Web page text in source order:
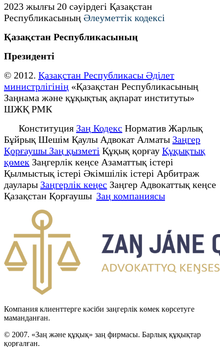
2023 жылғы 20 сәуірдегі Қазақстан
Республикасының Әлеуметтік кодексі
Қазақстан Республикасының
Президенті
© 2012. Қазақстан Республикасы Әділет
министрлігінің «Қазақстан Республикасының
Заңнама және құқықтық ақпарат институты»
ШЖҚ РМК
Конституция Заң Кодекс Норматив Жарлық
Бұйрық Шешім Қаулы Адвокат Алматы Заңгер
Қорғаушы Заң қызметі Құқық қорғау Құқықтық
қөмек Заңгерлік кеңсе Азаматтық істері
Қылмыстық істері Әкімшілік істері Арбитраж
даулары Заңгерлік кеңес Заңгер Адвокаттық кеңсе
Қазақстан Қорғаушы Заң компаниясы
Компания клиенттерге кәсіби заңгерлік көмек көрсетуге
маманданған.
© 2007. «Заң және құқық» заң фирмасы. Барлық құқықтар
қорғалған.